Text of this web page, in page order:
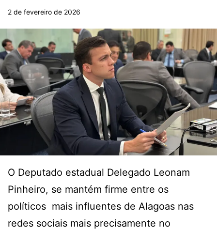
2 de fevereiro de 2026
O Deputado estadual Delegado Leonam
Pinheiro, se mantém firme entre os
políticos mais influentes de Alagoas nas
redes sociais mais precisamente no